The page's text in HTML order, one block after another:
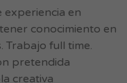
experiencia en
conocimiento en
Trabajo full time.
pretendida
creativa